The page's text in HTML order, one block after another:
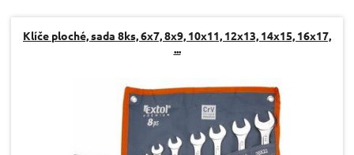
Dotaz:
Klíče ploché, sada 8ks, 6x7, 8x9, 10x11, 12x13, 14x15, 16x17,
...